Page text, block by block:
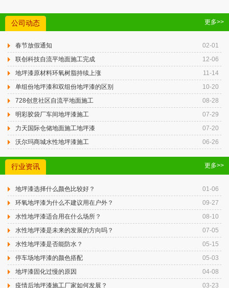
更多>>
公司动态
02-01
春节放假通知
12-06
联创科技自流平地面施工完成
11-14
地坪漆原材料环氧树脂持续上涨
10-20
单组份地坪漆和双组份地坪漆的区别
08-28
728创意社区自流平地面施工
07-29
明彩胶袋厂车间地坪漆施工
07-20
力天国际仓储地面施工地坪漆
06-26
沃尔玛商城水性地坪漆施工
更多>>
行业资讯
01-06
地坪漆选择什么颜色比较好？
09-27
环氧地坪漆为什么不建议用在户外？
08-10
水性地坪漆适合用在什么场所？
07-05
水性地坪漆是未来的发展的方向吗？
05-15
水性地坪漆是否能防水？
05-03
停车场地坪漆的颜色搭配
04-08
地坪漆固化过慢的原因
03-23
疫情后地坪漆施工厂家如何发展？